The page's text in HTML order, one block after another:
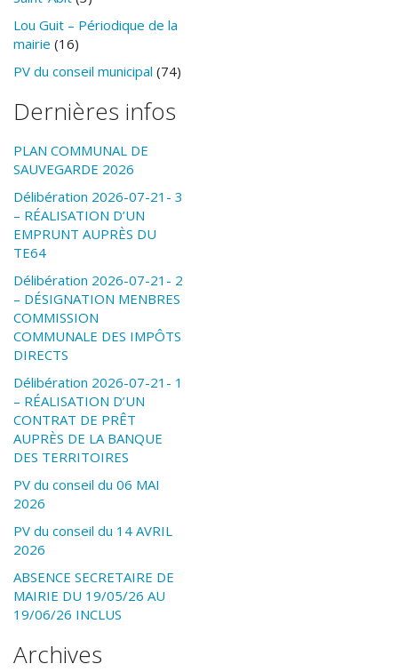
Lou Guit – Périodique de la
mairie (16)
PV du conseil municipal (74)
Dernières infos
PLAN COMMUNAL DE
SAUVEGARDE 2026
Délibération 2026-07-21- 3
– RÉALISATION D’UN
EMPRUNT AUPRÈS DU
TE64
Délibération 2026-07-21- 2
– DÉSIGNATION MENBRES
COMMISSION
COMMUNALE DES IMPÔTS
DIRECTS
Délibération 2026-07-21- 1
– RÉALISATION D’UN
CONTRAT DE PRÊT
AUPRÈS DE LA BANQUE
DES TERRITOIRES
PV du conseil du 06 MAI
2026
PV du conseil du 14 AVRIL
2026
ABSENCE SECRETAIRE DE
MAIRIE DU 19/05/26 AU
19/06/26 INCLUS
Archives